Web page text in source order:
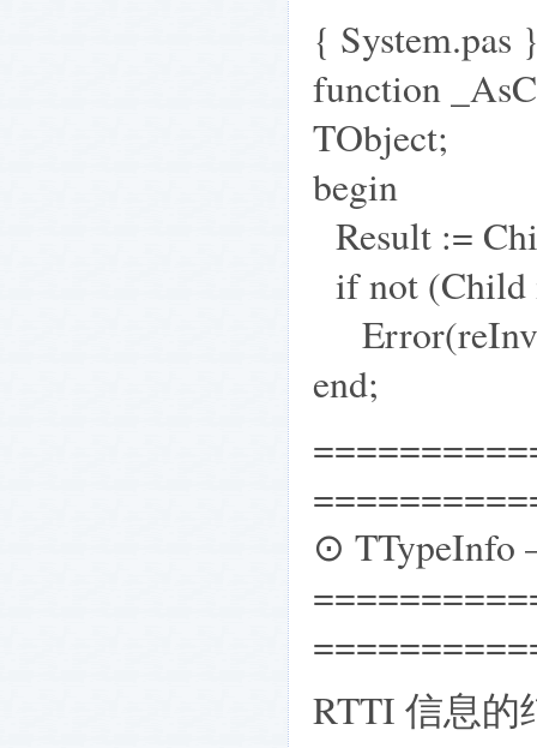
{ System.pas
function
TObject;
begin
Result :=
if not (Child
end;
⊙ TTypeInfo
RTTI 信息的